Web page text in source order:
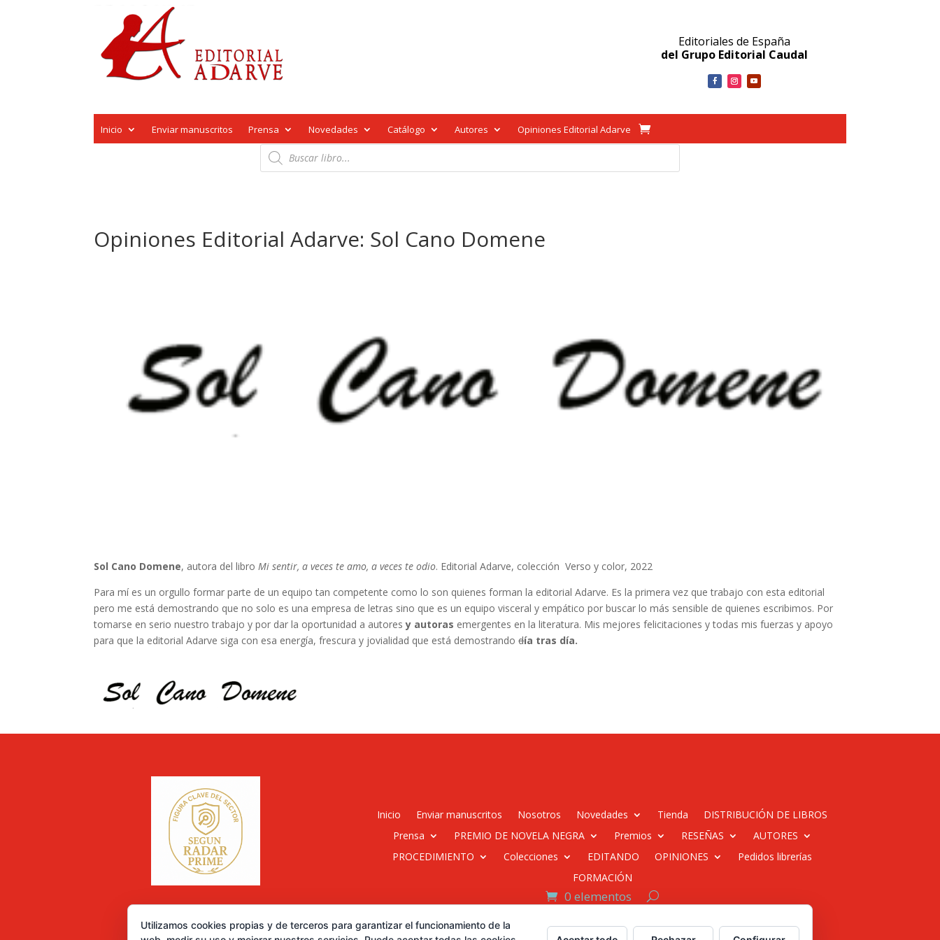
Editoriales de España
del Grupo Editorial Caudal
Inicio Enviar manuscritos Prensa Novedades Catálogo Autores Opiniones Editorial Adarve
Búsqueda
de
productos
Opiniones Editorial Adarve: Sol Cano Domene
Sol Cano Domene, autora del libroMi sentir, a veces te amo, a veces te odio. Editorial Adarve, colección Verso y color, 2022
Para mí es un orgullo formar parte de un equipo tan competente como lo son quienes forman la editorial Adarve. Es la primera vez que trabajo con esta editorial
pero me está demostrando que no solo es una empresa de letras sino que es un equipo visceral y empático por buscar lo más sensible de quienes escribimos. Por
tomarse en serio nuestro trabajo y por dar la oportunidad a autoresy autoras emergentes en la literatura. Mis mejores felicitaciones y todas mis fuerzas y apoyo
para que la editorial Adarve siga con esa energía, frescura y jovialidad que está demostrandodía tras día.
Inicio Enviar manuscritos Nosotros Novedades Tienda
DISTRIBUCIÓN DE LIBROS
Prensa
PREMIO DE NOVELA NEGRA Premios RESEÑAS
AUTORES
PROCEDIMIENTO
Colecciones EDITANDO OPINIONES
Pedidos librerías
FORMACIÓN
0 elementos
Desarrollado por Diseñador web para empresas
Utilizamos cookies propias y de terceros para garantizar el funcionamiento de la